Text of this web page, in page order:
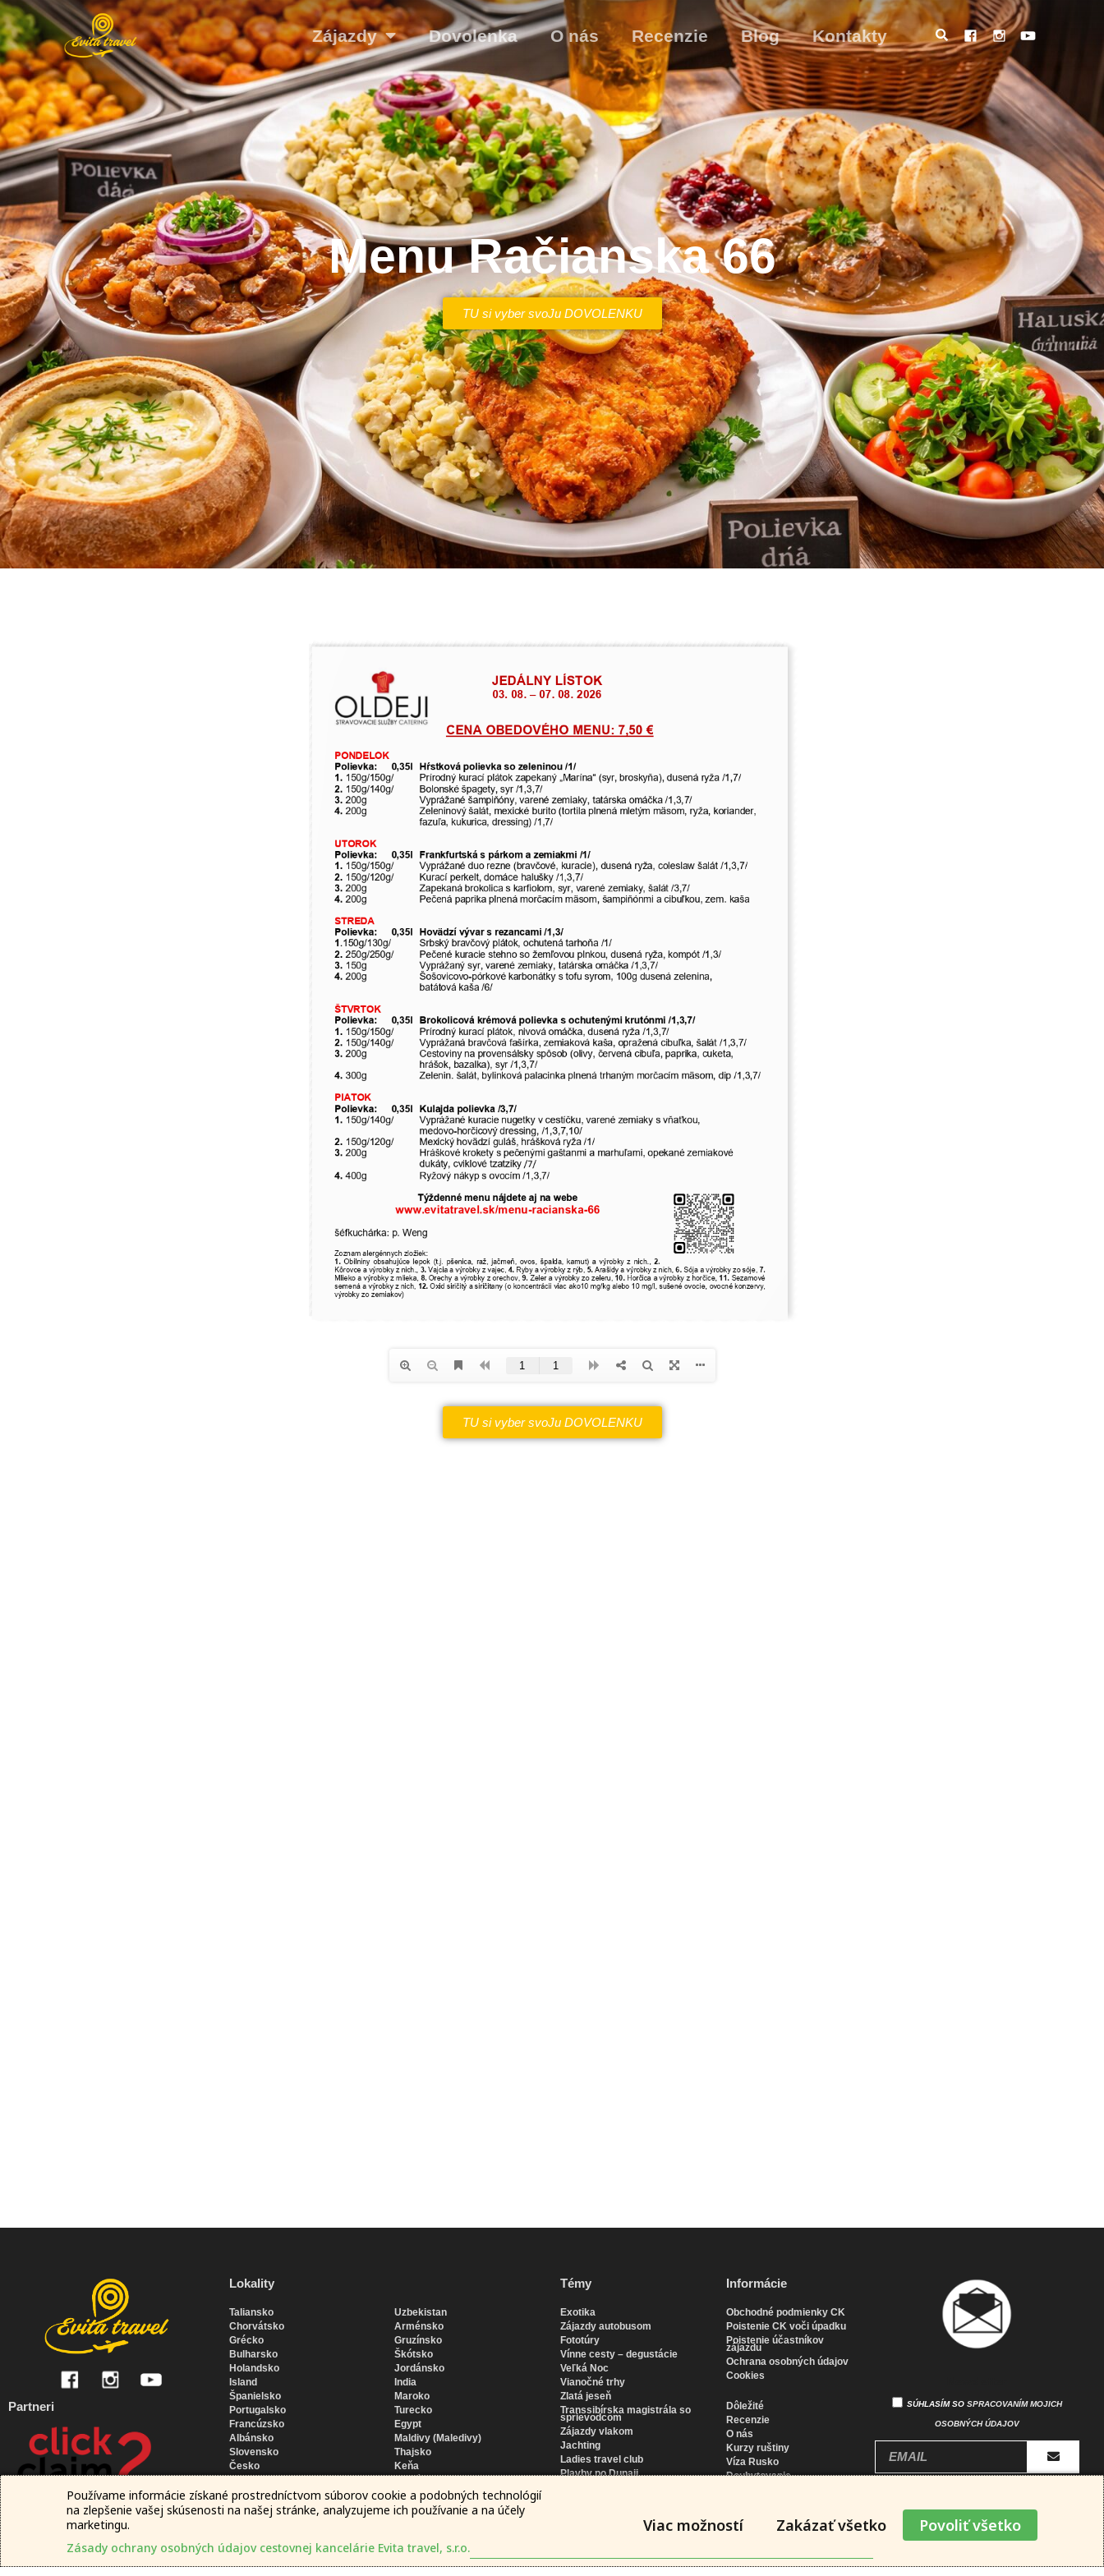
Zájazdy Dovolenka O nás Recenzie Blog Kontakty
Menu Račianska 66
TU si vyber svoJu DOVOLENKU
TU si vyber svoJu DOVOLENKU
Partneri
Lokality
Taliansko
Chorvátsko
Grécko
Bulharsko
Holandsko
Island
Španielsko
Portugalsko
Francúzsko
Albánsko
Slovensko
Česko
Nemecko
Slovinsko
Moldavsko
Uzbekistan
Arménsko
Gruzínsko
Škótsko
Jordánsko
India
Maroko
Turecko
Egypt
Maldivy (Maledivy)
Thajsko
Keňa
Srí Lanka
SAE Spojené arabské emiráty
Rusko
Témy
Exotika
Zájazdy autobusom
Fototúry
Vínne cesty – degustácie
Veľká Noc
Vianočné trhy
Zlatá jeseň
Transsibírska magistrála so
sprievodcom
Zájazdy vlakom
Jachting
Ladies travel club
Plavby po Dunaji
Informácie
Obchodné podmienky CK
Poistenie CK voči úpadku
Poistenie účastníkov
zájazdu
Ochrana osobných údajov
Cookies
Dôležité
Recenzie
O nás
Kurzy ruštiny
Víza Rusko
Doubytovanie
SÚHLASÍM SO SPRACOVANÍM MOJICH
OSOBNÝCH ÚDAJOV
Používame informácie získané prostredníctvom súborov cookie a podobných technológií
na zlepšenie vašej skúsenosti na našej stránke, analyzujeme ich používanie a na účely
marketingu.
Zásady ochrany osobných údajov cestovnej kancelárie Evita travel, s.r.o.
Viac možností Zakázať všetko Povoliť všetko